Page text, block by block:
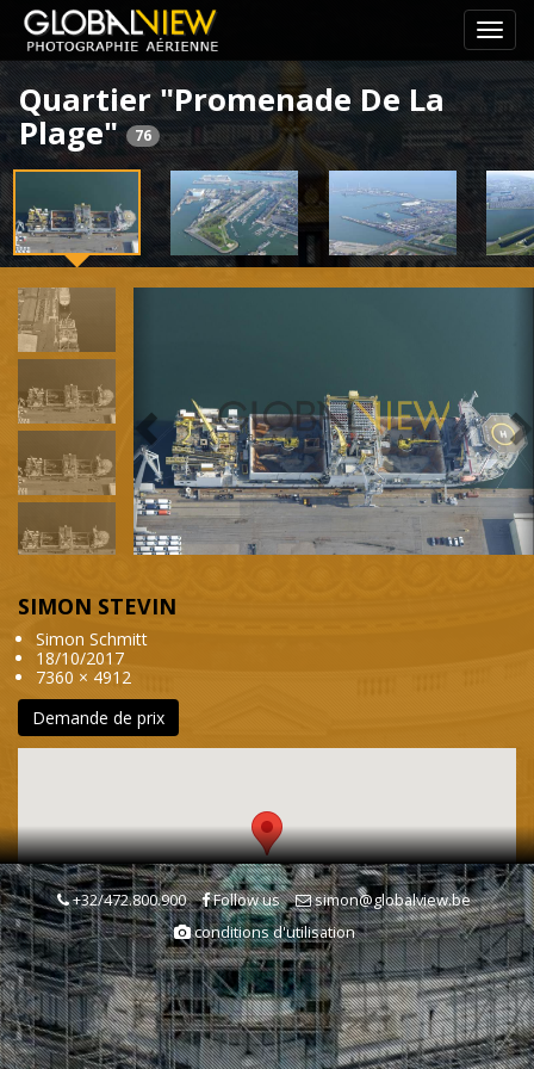
le
menu
de
Quartier "Promenade De La
Plage" 76
SIMON STEVIN
Simon Schmitt
18/10/2017
7360 × 4912
Demande de prix
Mots clés
Province de Flandre Occidentale Belgique
+32/472.800.900 Follow us
simon@globalview.be
conditions d'utilisation